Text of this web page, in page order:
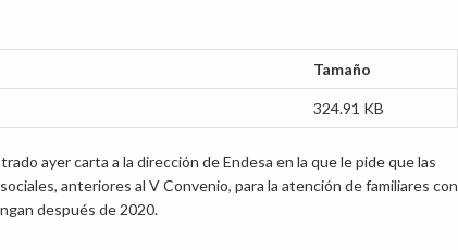
Tamaño
324.91 KB
ayer carta a la dirección de Endesa en la que le pide que las
anteriores al V Convenio, para la atención de familiares con
después de 2020.